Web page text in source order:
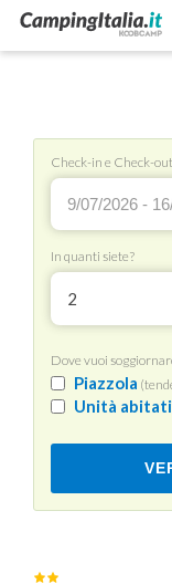
Check-in e Check-out
In quanti siete?
2
Dove vuoi
Piazzola
Unità